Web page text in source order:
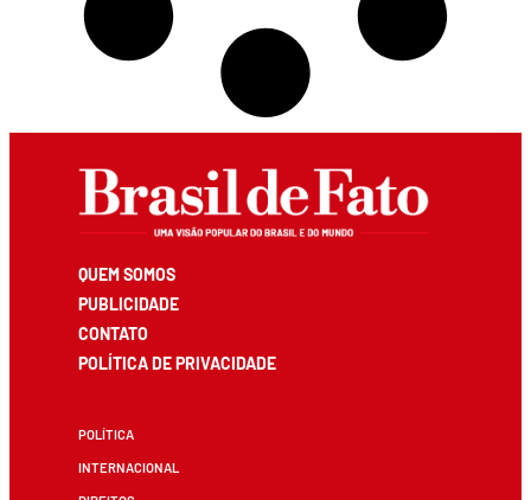
QUEM SOMOS
PUBLICIDADE
CONTATO
POLÍTICA DE PRIVACIDADE
POLÍTICA
INTERNACIONAL